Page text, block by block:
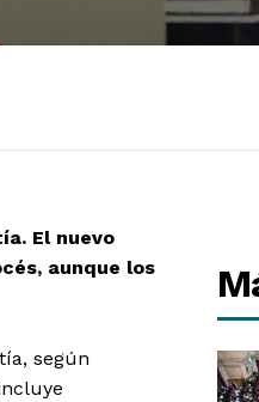
El nuevo
aunque los
según